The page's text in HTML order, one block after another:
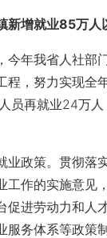
增就业85万人
年我省人社部
程，努力实现全
员再就业24万
政策。贯彻落
工作的实施意见
促进劳动力和人
务体系等政策制